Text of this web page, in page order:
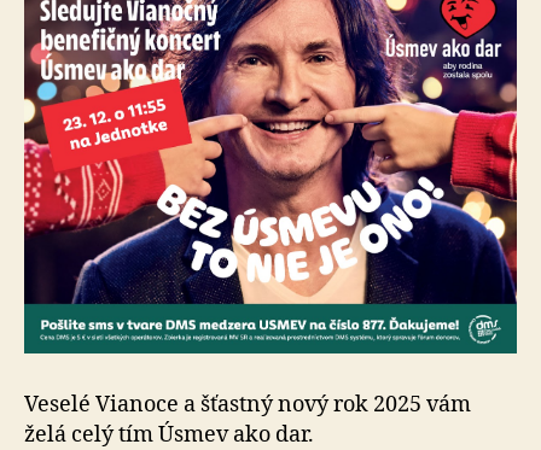
Veselé Vianoce a šťastný nový rok 2025 vám
želá celý tím Úsmev ako dar.